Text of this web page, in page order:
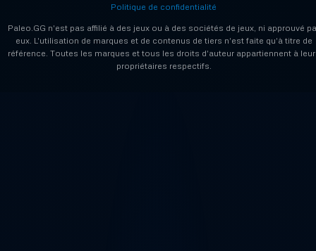
Paleo.GG n'est pas affilié à des jeux ou à des sociétés de jeux, ni approuvé
eux. L'utilisation de marques et de contenus de tiers n'est faite qu'à titre de
référence. Toutes les marques et tous les droits d'auteur appartiennent à
propriétaires respectifs.
Politique de confidentialité